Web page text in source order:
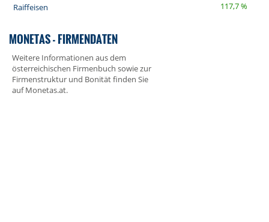
Raiffeisen 117,7 %
MONETAS - FIRMENDATEN
Weitere Informationen aus dem
österreichischen Firmenbuch sowie zur
Firmenstruktur und Bonität finden Sie
aufMonetas.at.